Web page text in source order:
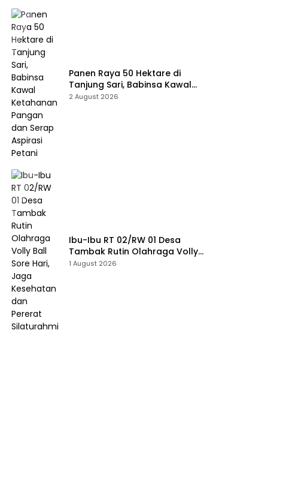
Panen Raya 50 Hektare di
Tanjung Sari, Babinsa Kawal
Ketahanan Pangan dan Serap
2 August 2026
Ibu-Ibu RT 02/RW 01 Desa
Tambak Rutin Olahraga Volly
Ball Sore Hari, Jaga Kesehatan
1 August 2026